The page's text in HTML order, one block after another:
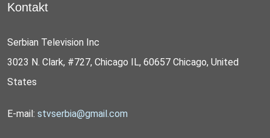
Kontakt
Serbian Television Inc
3023 N. Clark, #727, Chicago IL, 60657 Chicago, United
States
E-mail: stvserbia@gmail.com